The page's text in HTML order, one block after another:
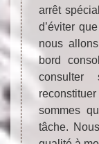
arrêt
d’éviter
nous
bord
sommes
tâche.